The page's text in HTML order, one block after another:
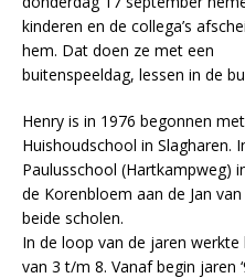
kinderen en de collega’s
hem. Dat doen ze met een
buitenspeeldag, lessen in de
Henry is in 1976 begonnen
Huishoudschool in Slagharen.
Paulusschool (Hartkampweg)
de Korenbloem aan de Jan
beide scholen.
In de loop van de jaren
van 3 t/m 8. Vanaf begin jaren